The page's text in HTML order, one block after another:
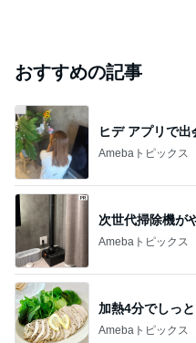
おすすめの記事
ヒデ アプリで
Amebaトピックス
次世代掃除機が
Amebaトピックス
加熱4分でしっ
Amebaトピックス